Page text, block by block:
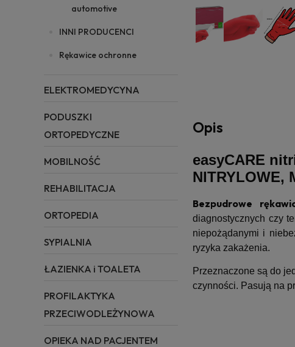
automotive
INNI PRODUCENCI
Rękawice ochronne
ELEKTROMEDYCYNA
PODUSZKI
ORTOPEDYCZNE
MOBILNOŚĆ
REHABILITACJA
ORTOPEDIA
SYPIALNIA
ŁAZIENKA i TOALETA
PROFILAKTYKA
PRZECIWODLEŻYNOWA
OPIEKA NAD PACJENTEM
Opis
easyCARE
NITRYLOWE,
Bezpudrowe
diagnostycznych czy
niepożądanymi i
ryzyka zakażenia.
Przeznaczone są do
czynności. Pasują na